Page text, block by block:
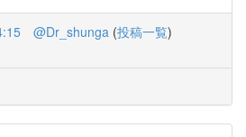
@Dr_shunga (投稿一覧)